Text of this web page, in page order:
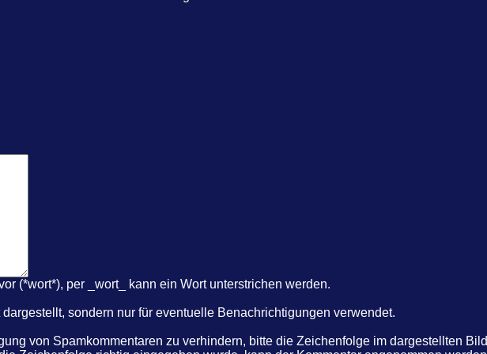
(*wort*), per _wort_ kann ein Wort unterstrichen werden.
sondern nur für eventuelle Benachrichtigungen verwendet.
von Spamkommentaren zu verhindern, bitte die Zeichenfolge im dargestellten Bild